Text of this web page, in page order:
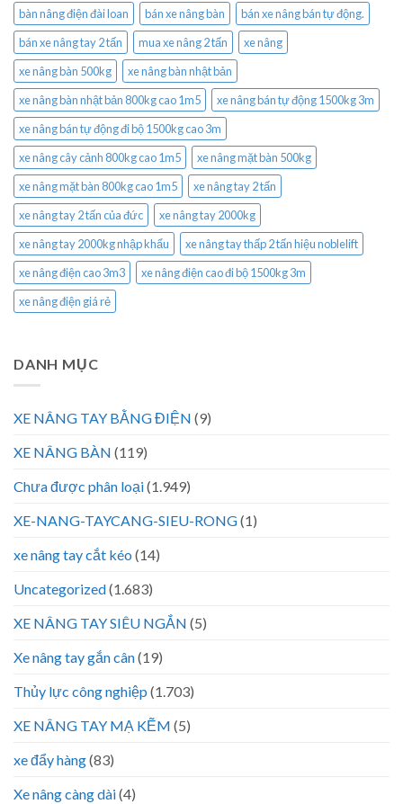
bàn nâng điện đài loan
bán xe nâng bàn
bán xe nâng bán tự động.
bán xe nâng tay 2 tấn
mua xe nâng 2 tấn
xe nâng
xe nâng bàn 500kg
xe nâng bàn nhật bản
xe nâng bàn nhật bản 800kg cao 1m5
xe nâng bán tự động 1500kg 3m
xe nâng bán tự động đi bộ 1500kg cao 3m
xe nâng cây cảnh 800kg cao 1m5
xe nâng mặt bàn 500kg
xe nâng mặt bàn 800kg cao 1m5
xe nâng tay 2 tấn
xe nâng tay 2 tấn của đức
xe nâng tay 2000kg
xe nâng tay 2000kg nhập khẩu
xe nâng tay thấp 2 tấn hiệu noblelift
xe nâng điện cao 3m3
xe nâng điện cao đi bộ 1500kg 3m
xe nâng điện giá rẻ
DANH MỤC
XE NÂNG TAY BẰNG ĐIỆN (9)
XE NÂNG BÀN (119)
Chưa được phân loại(1.949)
XE-NANG-TAYCANG-SIEU-RONG(1)
xe nâng tay cắt kéo (14)
Uncategorized(1.683)
XE NÂNG TAY SIÊU NGẮN (5)
Xe nâng tay gắn cân(19)
Thủy lực công nghiệp (1.703)
XE NÂNG TAY MẠ KẼM (5)
xe đẩy hàng(83)
Xe nâng càng dài(4)